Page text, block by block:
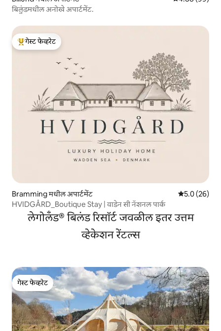
बिलुंडमधील अनोखे अपार्टमेंट.
टॉप गेस्ट फेव्हरेट
गेस्ट फेव्हरेट
Bramming मधील अपार्टमेंट 5 पैकी 5.0
5.0 (26)
HVIDGÅRD_Boutique Stay | वाडेन सी नॅशनल पार्क
लेगोलँड® बिलंड रिसॉर्ट जवळील इतर उत्तम
व्हेकेशन रेंटल्स
गेस्ट फेव्हरेट
गेस्ट फेव्हरेट